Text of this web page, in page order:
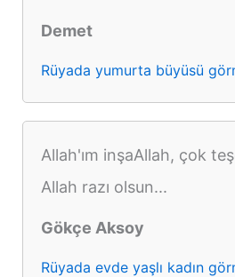
Demet
Rüyada yumurta büyüsü
Allah'ım inşaAllah, çok
Allah razı olsun...
Gökçe Aksoy
Rüyada evde yaşlı kadın